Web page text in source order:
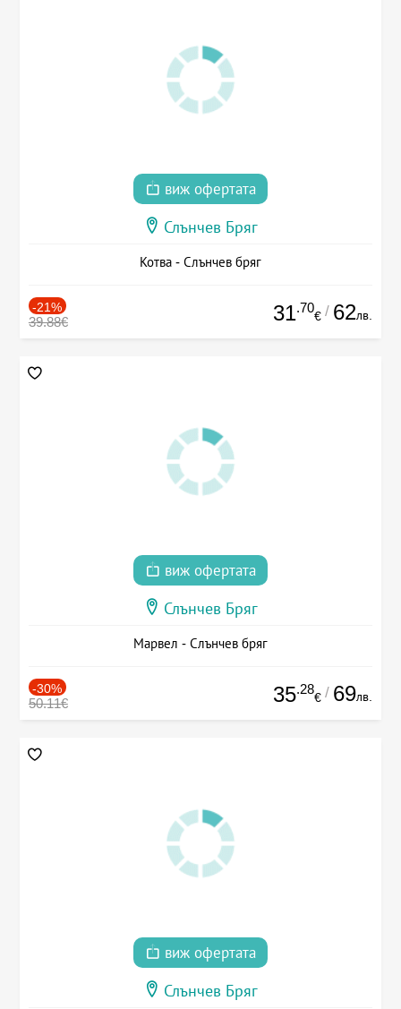
виж офертата
Слънчев Бряг
Котва - Слънчев бряг
-21%
39.88€ 31.70
€ / 62лв.
виж офертата
Слънчев Бряг
Марвел - Слънчев бряг
-30%
50.11€ 35.28
€ / 69лв.
виж офертата
Слънчев Бряг